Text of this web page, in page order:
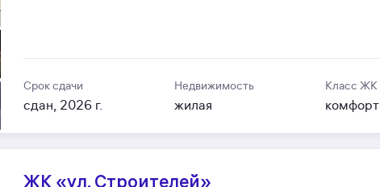
Срок сдачи
сдан, 2026 г.
Недвижимость
жилая
Класс ЖК
комфорт
ЖК «ул. Строителей»